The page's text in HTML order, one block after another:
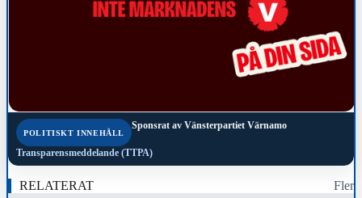
POLITISKT INNEHÅLL
Sponsrat av Vänsterpartiet Värnamo
Transparensmeddelande (TTPA)
RELATERAT Fler